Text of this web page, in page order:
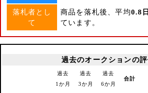
落札者とし
て
商品を落札後、平均0.8日
ています。
過去のオークションの
過去
1か月
過去
3か月
過去
6か月
合計